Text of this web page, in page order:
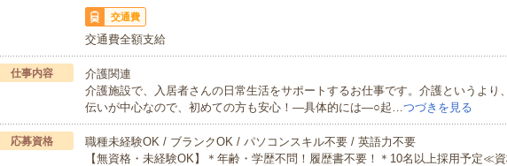
交通費
交通費全額支給
仕事内容
介護関連
介護施設で、入居者さんの日常生活をサポートするお仕事です。介護というより
伝いが中心なので、初めての方も安心！―具体的には―○起…つづきを見る
応募資格
職種未経験OK / ブランクOK / パソコンスキル不要 / 英語力不要
【無資格・未経験OK】＊年齢・学歴不問！履歴書不要！＊10名以上採用予定≪